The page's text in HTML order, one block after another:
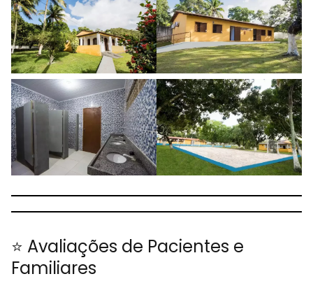
⭐ Avaliações de Pacientes e
Familiares